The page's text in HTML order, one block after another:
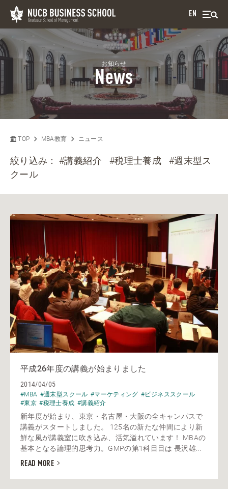
EN
お知らせ
News
TOP MBA教育 ニュース
絞り込み：#講義紹介 #税理士養成
#週末型ス
クール
平成26年度の講義が始まりました
2014/04/05
#MBA #週末型スクール #マーケティング #ビジネススクール
#東京 #税理士養成 #講義紹介
新年度が始まり、東京・名古屋・大阪の全キャンパスで
講義がスタートしました。 125名の新たな仲間により新
鮮な風が講義室に吹き込み、活気溢れています！ MBAの
基本となる論理的思考力。GMPの第1科目目は 長沢雄...
READ MORE